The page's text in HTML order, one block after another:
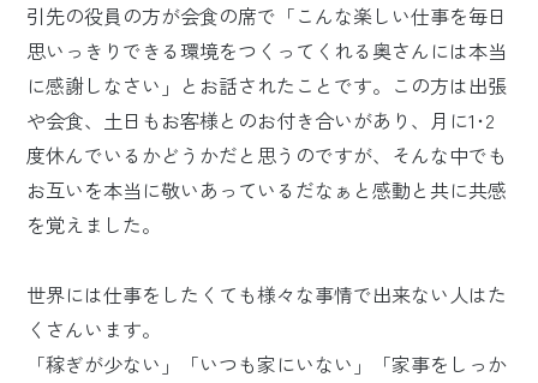
引先の役員の方が会食の席で「こんな楽しい仕事を毎日
思いっきりできる環境をつくってくれる奥さんには本当
に感謝しなさい」とお話されたことです。この方は出張
や会食、土日もお客様とのお付き合いがあり、月に1･2
度休んでいるかどうかだと思うのですが、そんな中でも
お互いを本当に敬いあっているだなぁと感動と共に共感
を覚えました。
世界には仕事をしたくても様々な事情で出来ない人はた
くさんいます。
「稼ぎが少ない」「いつも家にいない」「家事をしっか